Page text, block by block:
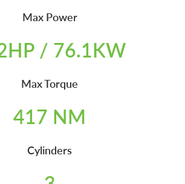
Max Power
/ 76.1KW
Max Torque
417 NM
Cylinders